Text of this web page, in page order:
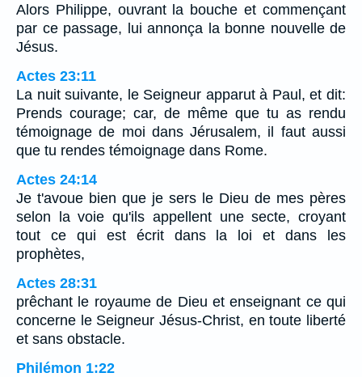
Alors Philippe, ouvrant la bouche et commençant
par ce passage, lui annonça la bonne nouvelle de
Jésus.
Actes 23:11
La nuit suivante, le Seigneur apparut à Paul, et dit:
Prends courage; car, de même que tu as rendu
témoignage de moi dans Jérusalem, il faut aussi
que tu rendes témoignage dans Rome.
Actes 24:14
Je t'avoue bien que je sers le Dieu de mes pères
selon la voie qu'ils appellent une secte, croyant
tout ce qui est écrit dans la loi et dans les
prophètes,
Actes 28:31
prêchant le royaume de Dieu et enseignant ce qui
concerne le Seigneur Jésus-Christ, en toute liberté
et sans obstacle.
Philémon 1:22